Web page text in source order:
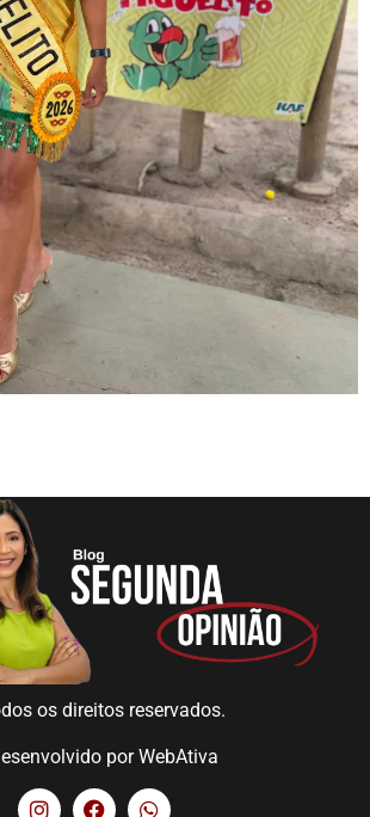
os direitos reservados.
porWebAtiva